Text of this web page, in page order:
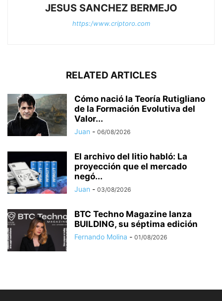
JESUS SANCHEZ BERMEJO
https:/www.criptoro.com
RELATED ARTICLES
Cómo nació la Teoría Rutigliano
de la Formación Evolutiva del
Valor...
Juan - 06/08/2026
El archivo del litio habló: La
proyección que el mercado
negó...
Juan - 03/08/2026
BTC Techno Magazine lanza
BUILDING, su séptima edición
Fernando Molina - 01/08/2026